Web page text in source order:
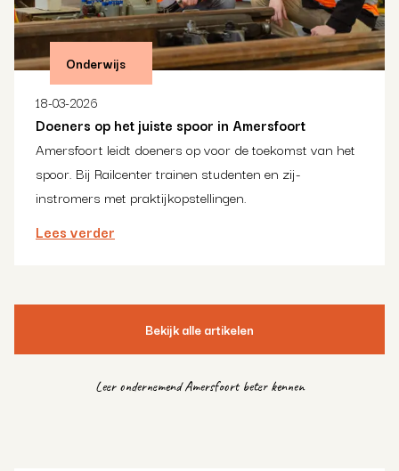
Onderwijs
18-03-2026
Doeners op het juiste spoor in Amersfoort
Amersfoort leidt doeners op voor de toekomst van het
spoor. Bij Railcenter trainen studenten en zij-
instromers met praktijkopstellingen.
Lees verder
Bekijk alle artikelen
Leer ondernemend Amersfoort beter kennen